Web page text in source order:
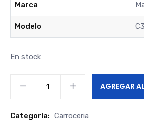
Marca
Modelo
En stock
c35
AGREGAR
Categoría: Carroceria